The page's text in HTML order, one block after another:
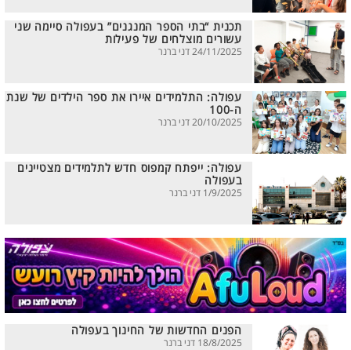
תכנית “בתי הספר המנגנים” בעפולה סיימה שני
עשורים מוצלחים של פעילות
24/11/2025 דני ברנר
עפולה: התלמידים איירו את ספר הילדים של שנת
ה-100
20/10/2025 דני ברנר
עפולה: ייפתח קמפוס חדש לתלמידים מצטיינים
בעפולה
1/9/2025 דני ברנר
הפנים החדשות של החינוך בעפולה
18/8/2025 דני ברנר